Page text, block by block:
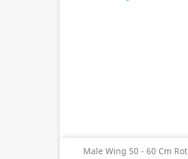
Male Wing 50 - 60 Cm Rot